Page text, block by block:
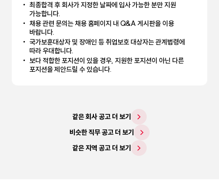
최종합격 후 회사가 지정한 날짜에 입사 가능한 분만 지원
가능합니다.
채용 관련 문의는 채용 홈페이지 내 Q&A 게시판을 이용
바랍니다.
국가보훈대상자 및 장애인 등 취업보호 대상자는 관계법령에
따라 우대합니다.
보다 적합한 포지션이 있을 경우, 지원한 포지션이 아닌 다른
포지션을 제안드릴 수 있습니다.
같은 회사 공고 더 보기
비슷한 직무 공고 더 보기
같은 지역 공고 더 보기